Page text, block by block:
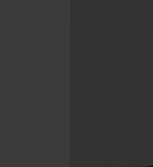
Devenez